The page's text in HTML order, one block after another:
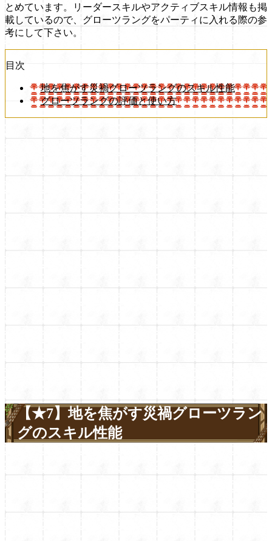
とめています。リーダースキルやアクティブスキル情報も掲
載しているので、グローツラングをパーティに入れる際の参
考にして下さい。
目次
地を焦がす災禍グローツラングのスキル性能
グローツラングの評価と使い方
【★7】地を焦がす災禍グローツラン
グのスキル性能